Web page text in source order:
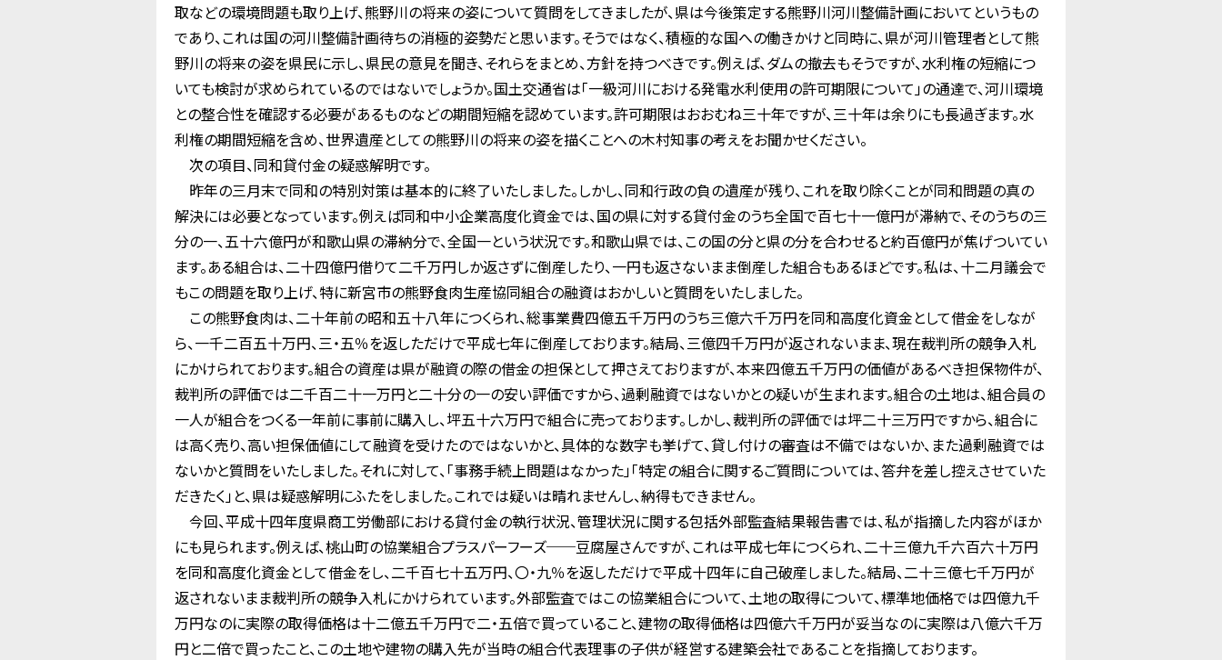
取などの環境問題も取り上げ、熊野川の将来の姿について質問をしてきましたが、県は今後策定する熊野川河川整備計画においてというもの
であり、これは国の河川整備計画待ちの消極的姿勢だと思います。そうではなく、積極的な国への働きかけと同時に、県が河川管理者として熊
野川の将来の姿を県民に示し、県民の意見を聞き、それらをまとめ、方針を持つべきです。例えば、ダムの撤去もそうですが、水利権の短縮につ
いても検討が求められているのではないでしょうか。国土交通省は「一級河川における発電水利使用の許可期限について」の通達で、河川環境
との整合性を確認する必要があるものなどの期間短縮を認めています。許可期限はおおむね三十年ですが、三十年は余りにも長過ぎます。水
利権の期間短縮を含め、世界遺産としての熊野川の将来の姿を描くことへの木村知事の考えをお聞かせください。
次の項目、同和貸付金の疑惑解明です。
昨年の三月末で同和の特別対策は基本的に終了いたしました。しかし、同和行政の負の遺産が残り、これを取り除くことが同和問題の真の
解決には必要となっています。例えば同和中小企業高度化資金では、国の県に対する貸付金のうち全国で百七十一億円が滞納で、そのうちの三
分の一、五十六億円が和歌山県の滞納分で、全国一という状況です。和歌山県では、この国の分と県の分を合わせると約百億円が焦げついてい
ます。ある組合は、二十四億円借りて二千万円しか返さずに倒産したり、一円も返さないまま倒産した組合もあるほどです。私は、十二月議会で
もこの問題を取り上げ、特に新宮市の熊野食肉生産協同組合の融資はおかしいと質問をいたしました。
この熊野食肉は、二十年前の昭和五十八年につくられ、総事業費四億五千万円のうち三億六千万円を同和高度化資金として借金をしなが
ら、一千二百五十万円、三・五％を返しただけで平成七年に倒産しております。結局、三億四千万円が返されないまま、現在裁判所の競争入札
にかけられております。組合の資産は県が融資の際の借金の担保として押さえておりますが、本来四億五千万円の価値があるべき担保物件が、
裁判所の評価では二千百二十一万円と二十分の一の安い評価ですから、過剰融資ではないかとの疑いが生まれます。組合の土地は、組合員の
一人が組合をつくる一年前に事前に購入し、坪五十六万円で組合に売っております。しかし、裁判所の評価では坪二十三万円ですから、組合に
は高く売り、高い担保価値にして融資を受けたのではないかと、具体的な数字も挙げて、貸し付けの審査は不備ではないか、また過剰融資では
ないかと質問をいたしました。それに対して、「事務手続上問題はなかった」「特定の組合に関するご質問については、答弁を差し控えさせていた
だきたく」と、県は疑惑解明にふたをしました。これでは疑いは晴れませんし、納得もできません。
今回、平成十四年度県商工労働部における貸付金の執行状況、管理状況に関する包括外部監査結果報告書では、私が指摘した内容がほか
にも見られます。例えば、桃山町の協業組合プラスパーフーズ──豆腐屋さんですが、これは平成七年につくられ、二十三億九千六百六十万円
を同和高度化資金として借金をし、二千百七十五万円、〇・九％を返しただけで平成十四年に自己破産しました。結局、二十三億七千万円が
返されないまま裁判所の競争入札にかけられています。外部監査ではこの協業組合について、土地の取得について、標準地価格では四億九千
万円なのに実際の取得価格は十二億五千万円で二・五倍で買っていること、建物の取得価格は四億六千万円が妥当なのに実際は八億六千万
円と二倍で買ったこと、この土地や建物の購入先が当時の組合代表理事の子供が経営する建築会社であることを指摘しております。